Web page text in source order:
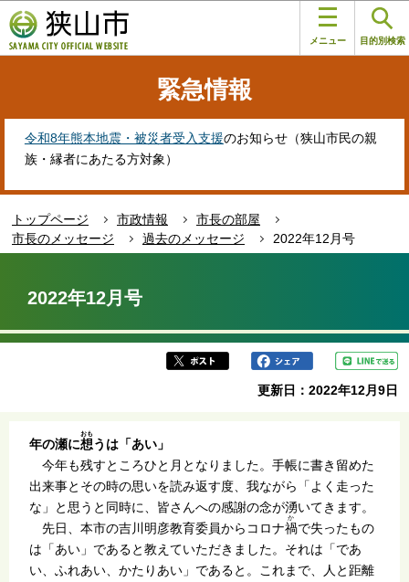
の
ペ
す
メニュー 目的別検索
緊急情報
令和8年熊本地震・被災者受入支援のお知らせ（狭山市民の親
族・縁者にあたる方対象）
トップページ 市政情報
市長の部屋
市長のメッセージ
過去のメッセージ
2022年12月号
か
2022年12月号
更新日：2022年12月9日
年の瀬に想
おも
うは「あい」
今年も残すところひと月となりました。手帳に書き留めた
出来事とその時の思いを読み返す度、我ながら「よく走った
な」と思うと同時に、皆さんへの感謝の念が湧いてきます。
先日、本市の吉川明彦教育委員からコロナ禍
か
で失ったもの
は「あい」であると教えていただきました。それは「であ
い、ふれあい、かたりあい」であると。これまで、人と距離